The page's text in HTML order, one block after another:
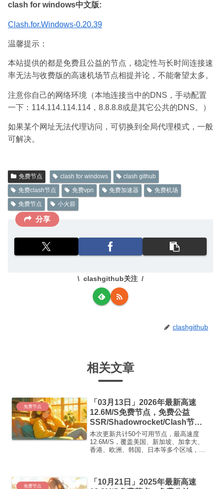
clash for windows中文版:
Clash.for.Windows-0.20.39
温馨提示：
本站提供的都是免费且公益的节点，稳定性与长时间连接速
率无法与收费版的高速机场节点相提并论，不能奢望太多。
注意你自己的网络环境（本地连接当中的DNS，手动配置
一下：114.114.114.114，8.8.8.8或是其它公共的DNS。）
如果某个网址无法代理访问，可切换到全局代理模式，一般
可解决。
免费节点 clash for windows
clash github
免费clash节点
免费vpn 免费加速器
免费机场
免费节点
小火箭
分享
clashgithub关注
clashgithub
相关文章
免费节点
「03月13日」2026年最新高速
12.6M/S免费节点，免费公益
SSR/Shadowrocket/Clash节
点/v2ray节点|免费订阅|免费梯子|
免费机场
本次更新共计50个可用节点，最高速度
12.6M/S，覆盖美国、新加坡、加拿大、
香港、欧洲、韩国、日本等多个区域，复
FR666)...
免费节点
「10月21日」2025年最新高速